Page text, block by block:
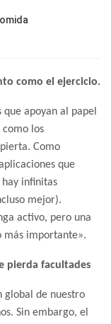
como el ejercicio.
apoyan al papel
los
Como
que
infinitas
mejor).
activo, pero una
más importante».
pierda facultades
global de nuestro
Sin embargo, el